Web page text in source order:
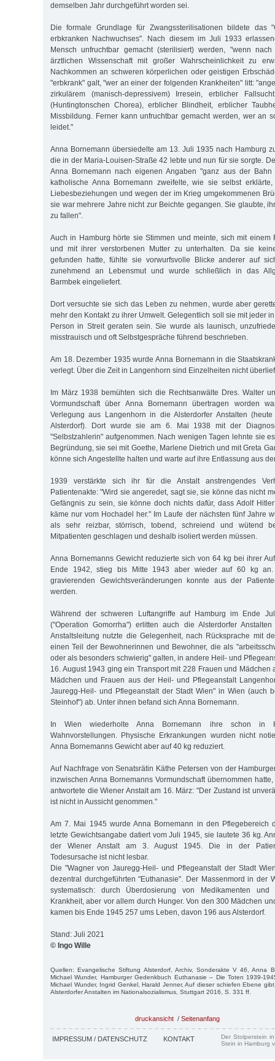
demselben Jahr durchgeführt worden sei.
Die formale Grundlage für Zwangssterilisationen bildete das
erbkranken Nachwuchses". Nach diesem im Juli 1933
Mensch unfruchtbar gemacht (sterilisiert) werden, "wenn
ärztlichen Wissenschaft mit großer Wahrscheinlichkeit zu
Nachkommen an schweren körperlichen oder geistigen
"erbkrank" galt, "wer an einer der folgenden Krankheiten" litt:
zirkulärem (manisch-depressivem) Irresein, erblicher
(Huntingtonschen Chorea), erblicher Blindheit, erblicher
Missbildung. Ferner kann unfruchtbar gemacht werden, wer an
leidet."
Anna Bornemann übersiedelte am 13. Juli 1935 nach Hamburg
die in der Maria-Louisen-Straße 42 lebte und nun für sie sorgte.
Anna Bornemann nach eigenen Angaben "ganz aus der Bahn
katholische Anna Bornemann zweifelte, wie sie selbst
Liebesbeziehungen und wegen der im Krieg umgekommenen
sie war mehrere Jahre nicht zur Beichte gegangen. Sie glaubte,
zu fallen".
Auch in Hamburg hörte sie Stimmen und meinte, sich mit einem
und mit ihrer verstorbenen Mutter zu unterhalten. Da sie
gefunden hatte, fühlte sie vorwurfsvolle Blicke anderer auf
zunehmend an Lebensmut und wurde schließlich in das
Barmbek eingeliefert.
Dort versuchte sie sich das Leben zu nehmen, wurde aber
mehr den Kontakt zu ihrer Umwelt. Gelegentlich soll sie mit jeder
Person in Streit geraten sein. Sie wurde als launisch,
misstrauisch und oft Selbstgespräche führend beschrieben.
Am 18. Dezember 1935 wurde Anna Bornemann in die
verlegt. Über die Zeit in Langenhorn sind Einzelheiten nicht
Im März 1938 bemühten sich die Rechtsanwälte Dres. Walter
Vormundschaft über Anna Bornemann übertragen worden
Verlegung aus Langenhorn in die Alsterdorfer Anstalten
Alsterdorf). Dort wurde sie am 6. Mai 1938 mit der
"Selbstzahlerin" aufgenommen. Nach wenigen Tagen lehnte sie
Begründung, sie sei mit Goethe, Marlene Dietrich und mit Greta
könne sich Angestellte halten und warte auf ihre Entlassung aus
1939 verstärkte sich ihr für die Anstalt anstrengendes
Patientenakte: "Wird sie angeredet, sagt sie, sie könne das nicht
Gefängnis zu sein, sie könne doch nichts dafür, dass Adolf
käme nur vom Hochadel her." Im Laufe der nächsten fünf Jahre
als sehr reizbar, störrisch, tobend, schreiend und wütend
Mitpatienten geschlagen und deshalb isoliert werden müssen.
Anna Bornemanns Gewicht reduzierte sich von 64 kg bei ihrer
Ende 1942, stieg bis Mitte 1943 aber wieder auf 60 kg
gravierenden Gewichtsveränderungen konnte aus der
werden.
Während der schweren Luftangriffe auf Hamburg im Ende
("Operation Gomorrha") erlitten auch die Alsterdorfer
Anstaltsleitung nutzte die Gelegenheit, nach Rücksprache mit
einen Teil der Bewohnerinnen und Bewohner, die als
oder als besonders schwierig" galten, in andere Heil- und
16. August 1943 ging ein Transport mit 228 Frauen und Mädchen
Mädchen und Frauen aus der Heil- und Pflegeanstalt
Jauregg-Heil- und Pflegeanstalt der Stadt Wien" in Wien (auch
Steinhof") ab. Unter ihnen befand sich Anna Bornemann.
In Wien wiederholte Anna Bornemann ihre schon in
Wahnvorstellungen. Physische Erkrankungen wurden nicht
Anna Bornemanns Gewicht aber auf 40 kg reduziert.
Auf Nachfrage von Senatsrätin Käthe Petersen von der
inzwischen Anna Bornemanns Vormundschaft übernommen
antwortete die Wiener Anstalt am 16. März: "Der Zustand ist
ist nicht in Aussicht genommen."
Am 7. Mai 1945 wurde Anna Bornemann in den Pflegebereich
letzte Gewichtsangabe datiert vom Juli 1945, sie lautete 36 kg.
der Wiener Anstalt am 3. August 1945. Die in der
Todesursache ist nicht lesbar.
Die "Wagner von Jauregg-Heil- und Pflegeanstalt der Stadt
dezentral durchgeführten "Euthanasie". Der Massenmord in der
systematisch: durch Überdosierung von Medikamenten und
Krankheit, aber vor allem durch Hunger. Von den 300 Mädchen
kamen bis Ende 1945 257 ums Leben, davon 196 aus Alsterdorf.
Stand: Juli 2021
© Ingo Wille
Quellen: Evangelische Stiftung Alsterdorf, Archiv, Sonderakte V 46, Anna
Michael Wunder, Hamburger Gedenkbuch Euthanasie – Die Toten 1939-
Michael Wunder, Ingrid Genkel, Harald Jenner, Auf dieser schiefen Ebene
Alsterdorfer Anstalten im Nationalsozialismus, Stuttgart 2016, S. 331 ff.
druckansicht / Seitenanfang
IMPRESSUM / DATENSCHUTZ KONTAKT
Der Stolperstein
Stein in Hamburg